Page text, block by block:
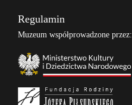
Regulamin
Muzeum współprowadzone przez: